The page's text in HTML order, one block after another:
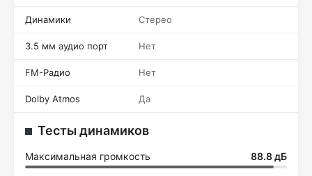
Динамики Стерео
3.5 мм аудио порт Нет
FM-Радио Нет
Dolby Atmos Да
Тесты динамиков
Максимальная громкость 88.8 дБ